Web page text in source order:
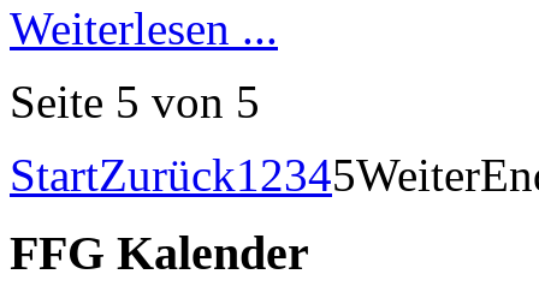
Weiterlesen ...
Seite 5 von 5
StartZurück12345Weiter
FFG Kalender